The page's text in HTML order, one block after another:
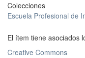
Colecciones
Escuela Profesional de
El ítem tiene asociados
Creative Commons